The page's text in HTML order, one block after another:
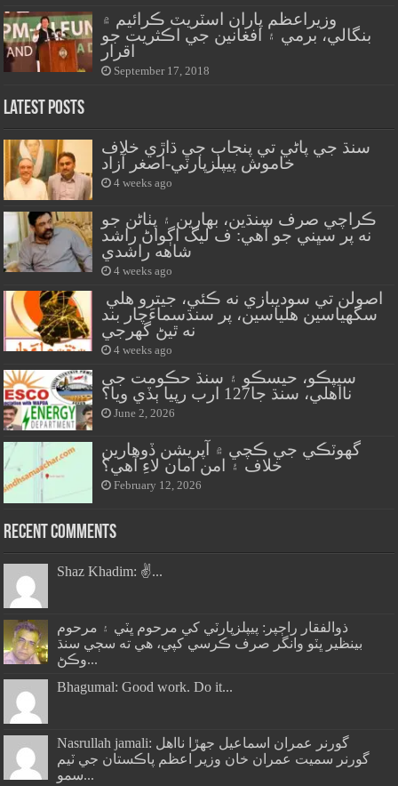
وزيراعظم پاران اسٽريٽ ڪرائيم ۾
بنگالي، برمي ۽ افغانين جي اڪثريت جو
اقرار
September 17, 2018
Latest Posts
سنڌ جي پاڻي تي پنجاب جي ڌاڙي خلاف
خاموش پيپلزپارٽي-اصغر آزاد
4 weeks ago
ڪراچي صرف سنڌين، بهارين ۽ پٺاڻن جو
نه پر سڀني جو آهي: ف ليگ اڳواڻ راشد
شاهه راشدي
4 weeks ago
سگهياسين هلياسين، پر سنڌسماءَچار بند
نه ٿيڻ گهرجي
4 weeks ago
سيپڪو، حيسڪو ۽ سنڌ حڪومت جي
نااهلي، سنڌ جا127 ارب رپيا ٻڏي ويا؟
June 2, 2026
گهوٽڪي جي ڪچي ۾ آپريشن ڏوهارين
خلاف ۽ امن امان لاءِ آهي؟
February 12, 2026
Recent Comments
Shaz Khadim: ✌️...
ذوالفقار راڄپر: پيپلزپارٽي کي مرحوم ڀٽي ۽ مرحوم
بينظير ڀٽو وانگر صرف ڪرسي کپي، هي ته سڄي سنڌ
وڪڻ...
Bhagumal: Good work. Do it...
Nasrullah jamali: گورنر عمران اسماعيل جھڙا نااهل
گورنر سميت عمران خان وزير اعظم پاڪستان جي ٽيم
سمو...